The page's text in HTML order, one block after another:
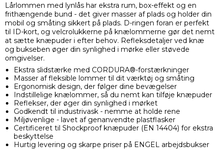
Lårlommen med lynlås har ekstra rum, box-effekt og en
frithængende bund - det giver masser af plads og holder din
mobil og småting sikkert på plads. D-ringen foran er perfekt
til ID-kort, og velcrolukkerne på knælommerne gør det nemt
at sætte knæpuder i efter behov. Refleksdetaljer ved knæ
og bukseben øger din synlighed i mørke eller støvede
omgivelser.
Ekstra slidstærke med CORDURA®-forstærkninger
Masser af fleksible lommer til dit værktøj og småting
Ergonomisk design, der følger dine bevægelser
Indstillelige knælommer, så du nemt kan tilføje knæpuder
Reflekser, der øger din synlighed i mørket
Godkendt til industrivask - nemme at holde rene
Miljøvenlige - lavet af genanvendte plastflasker
Certificeret til Shockproof knæpuder (EN 14404) for ekstra
beskyttelse
Hurtig levering og skarpe priser på ENGEL arbejdsbukser